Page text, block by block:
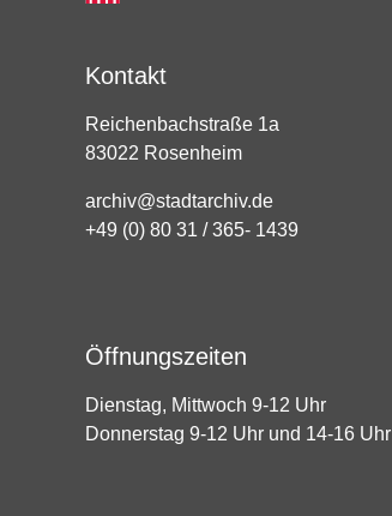
Kontakt
Reichenbachstraße 1a
83022 Rosenheim
archiv@stadtarchiv.de
+49 (0) 80 31 / 365- 1439
Öffnungszeiten
Dienstag, Mittwoch 9-12 Uhr
Donnerstag 9-12 Uhr und 14-16 Uhr